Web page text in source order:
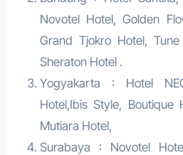
Novotel Hotel, Golden
Grand Tjokro Hotel,
Sheraton Hotel .
Yogyakarta : Hotel
Hotel,Ibis Style, Boutique
Mutiara Hotel,
Surabaya : Novotel